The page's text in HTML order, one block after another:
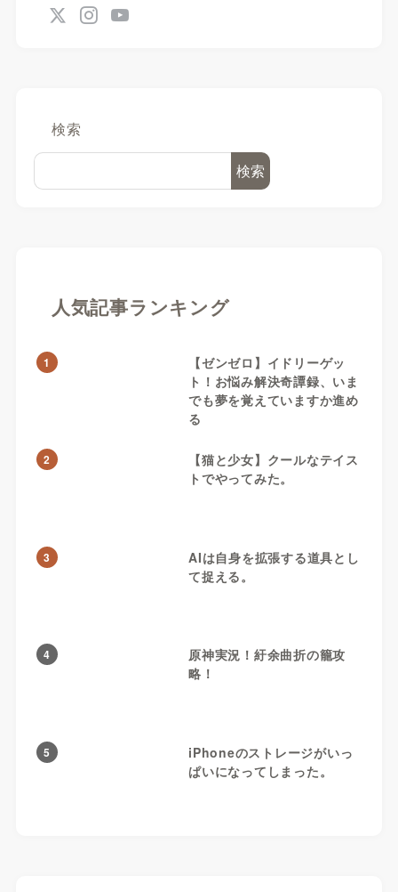
検索
検索
人気記事ランキング
1
【ゼンゼロ】イドリーゲッ
ト！お悩み解決奇譚録、いま
でも夢を覚えていますか進め
る
2
【猫と少女】クールなテイス
トでやってみた。
3
AIは自身を拡張する道具とし
て捉える。
4
原神実況！紆余曲折の籠攻
略！
5
iPhoneのストレージがいっ
ぱいになってしまった。